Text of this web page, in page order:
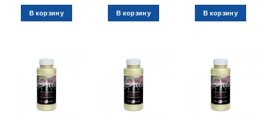
В корзину В корзину В корзину